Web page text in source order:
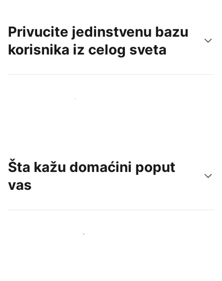
Privucite jedinstvenu bazu
korisnika iz celog sveta
Privucite nove goste već danas
Šta kažu domaćini poput
vas
Pridružite se domaćinima poput vas